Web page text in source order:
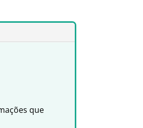
que